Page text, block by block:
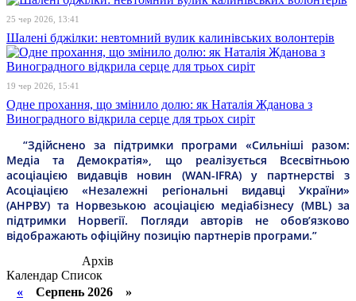
25 чер 2026, 13:41
Шалені бджілки: невтомний вулик калинівських волонтерів
19 чер 2026, 15:41
Одне прохання, що змінило долю: як Наталія Жданова з
Виноградного відкрила серце для трьох сиріт
“Здійснено за підтримки програми «Сильніші разом:
Медіа та Демократія», що реалізується Всесвітньою
асоціацією видавців новин (WAN-IFRA) у партнерстві з
Асоціацією «Незалежні регіональні видавці України»
(АНРВУ) та Норвезькою асоціацією медіабізнесу (MBL) за
підтримки Норвегії. Погляди авторів не обов’язково
відображають офіційну позицію партнерів програми.”
Архів
Календар Список
« Серпень 2026 »